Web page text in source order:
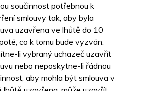
součinnost potřebnou k
smlouvy tak, aby byla
uzavřena ve lhůtě do 10
co k tomu bude vyzván.
li vybraný uchazeč uzavřít
nebo neposkytne-li řádnou
aby mohla být smlouva v